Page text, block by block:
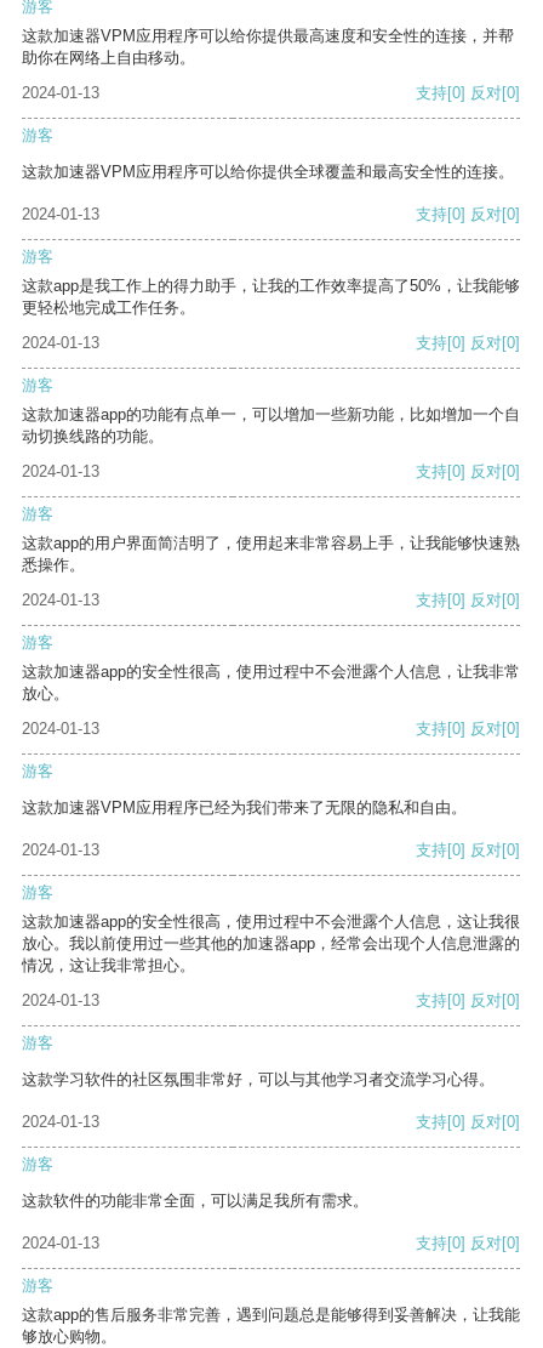
游客
这款加速器VPM应用程序可以给你提供最高速度和安全性的连接，并帮
助你在网络上自由移动。
2024-01-13
支持[0] 反对[0]
游客
这款加速器VPM应用程序可以给你提供全球覆盖和最高安全性的连接。
2024-01-13 支持[0] 反对[0]
游客
这款app是我工作上的得力助手，让我的工作效率提高了50%，让我能够
更轻松地完成工作任务。
2024-01-13
支持[0] 反对[0]
游客
这款加速器app的功能有点单一，可以增加一些新功能，比如增加一个自
动切换线路的功能。
2024-01-13
支持[0] 反对[0]
游客
这款app的用户界面简洁明了，使用起来非常容易上手，让我能够快速熟
悉操作。
2024-01-13
支持[0] 反对[0]
游客
这款加速器app的安全性很高，使用过程中不会泄露个人信息，让我非常
放心。
2024-01-13
支持[0] 反对[0]
游客
这款加速器VPM应用程序已经为我们带来了无限的隐私和自由。
2024-01-13 支持[0] 反对[0]
游客
这款加速器app的安全性很高，使用过程中不会泄露个人信息，这让我很
放心。我以前使用过一些其他的加速器app，经常会出现个人信息泄露的
情况，这让我非常担心。
2024-01-13
支持[0] 反对[0]
游客
这款学习软件的社区氛围非常好，可以与其他学习者交流学习心得。
2024-01-13 支持[0] 反对[0]
游客
这款软件的功能非常全面，可以满足我所有需求。
2024-01-13 支持[0] 反对[0]
游客
这款app的售后服务非常完善，遇到问题总是能够得到妥善解决，让我能
够放心购物。